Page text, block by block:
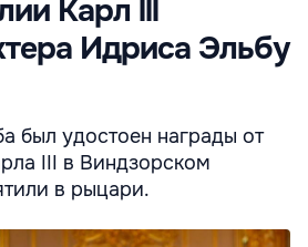
Карл lll
Идриса Эльбу
был удостоен награды от
III в Виндзорском
в рыцари.